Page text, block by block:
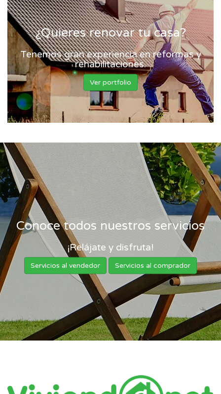
¿Quieres renovar tu casa?
Tenemos gran experiencia en reformas y
rehabilitaciones.
Ver portfolio
Conoce todos nuestros servicios
¡Relájate y disfruta!
Servicios al vendedor Servicios al comprador